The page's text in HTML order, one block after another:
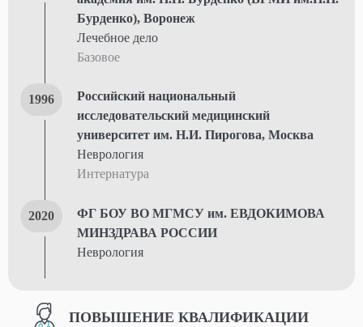
Бурденко), Воронеж
Лечебное дело
Базовое
1996
Российский национальный
исследовательский медицинский
университет им. Н.И. Пирогова, Москва
Неврология
Интернатура
2020
ФГ БОУ ВО МГМСУ им. ЕВДОКИМОВА
МИНЗДРАВА РОССИИ
Неврология
ПОВЫШЕНИЕ КВАЛИФИКАЦИИ